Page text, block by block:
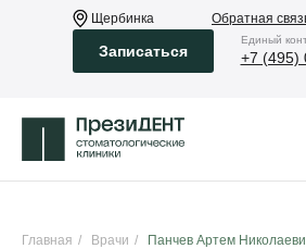
Обратная
Eдиный
+7 (495)
Щербинка
Записаться
Главная / Врачи / Панчев Артем